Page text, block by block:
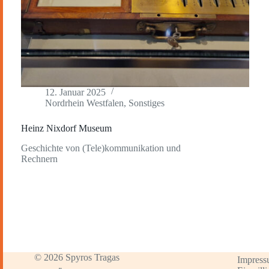
12. Januar 2025
Nordrhein Westfalen, Sonstiges
Heinz Nixdorf Museum
Geschichte von (Tele)kommunikation und
Rechnern
© 2026 Spyros Tragas